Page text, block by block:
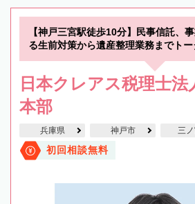
【神戸三宮駅徒歩10分】民事信託、
る生前対策から遺産整理業務までト
日本クレアス税理士法
本部
兵庫県 神戸市 三
初回相談無料